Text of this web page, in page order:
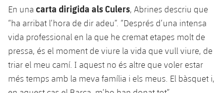
Jugadors
Història
Palmarès
Classificació
Juvenil
Infantil
Notícies
plusicon
més
Actualitat
Masculí
Bàsquet en cadira de rodes
plusicon
més
Actualitat
plusicon
més
En una carta dirigida als Culers, Abrines descriu que
“ha arribat l’hora de dir adeu”. “Després d’una intensa
vida professional en la que he cremat etapes molt de
pressa, és el moment de viure la vida que vull viure, de
triar el meu camí. I aquest no és altre que voler estar
més temps amb la meva família i els meus. El bàsquet i,